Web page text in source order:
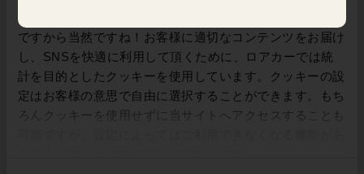
ではクッキーを使用しています。私たちはお菓子が大好き
ですから当然ですね！お客様に適切なコンテンツをお届け
し、SNSを快適に利用して頂くために、ロアカーでは統
計を目的としたクッキーを使用しています。クッキーの設
定はお客様の意思で自由に選択することができます。もち
ろんクッキーを使用せずに当サイトへアクセスすることも